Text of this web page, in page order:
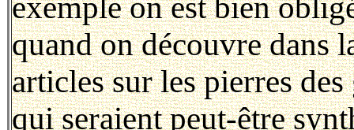
exemple on est bien
quand on découvre dans
articles sur les pierres
qui seraient peut-être